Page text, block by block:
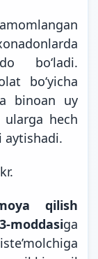
bo‘ladi.
bo‘yicha
binoan uy
hech
aytishadi.
qilish
ga